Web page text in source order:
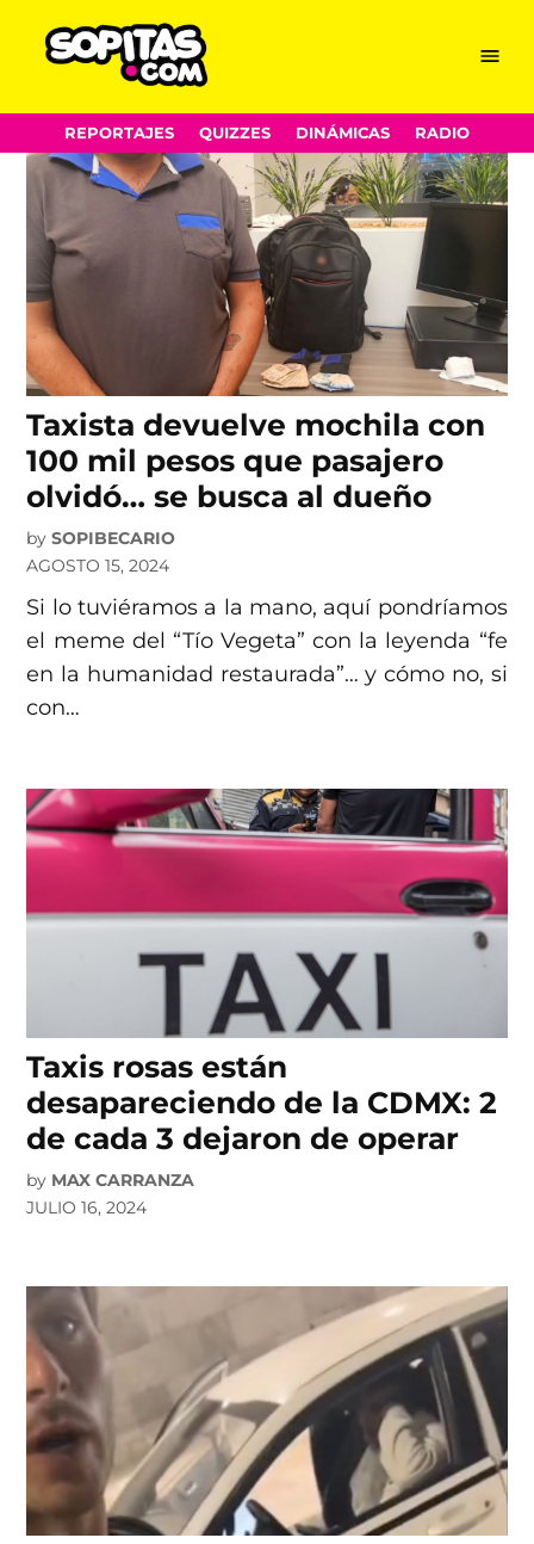
content
Menu
REPORTAJES QUIZZES DINÁMICAS RADIO
taxi
Taxista devuelve mochila con
100 mil pesos que pasajero
olvidó… se busca al dueño
by SOPIBECARIO
AGOSTO 15, 2024
Si lo tuviéramos a la mano, aquí pondríamos
el meme del “Tío Vegeta” con la leyenda “fe
en la humanidad restaurada”… y cómo no, si
con…
Taxis rosas están
desapareciendo de la CDMX: 2
de cada 3 dejaron de operar
by MAX CARRANZA
JULIO 16, 2024